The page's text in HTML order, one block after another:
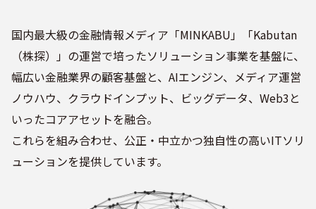
国内最大級の金融情報メディア「MINKABU」「Kabutan
（株探）」の運営で培ったソリューション事業を基盤に、
幅広い金融業界の顧客基盤と、AIエンジン、メディア運営
ノウハウ、クラウドインプット、ビッグデータ、Web3と
いったコアアセットを融合。
これらを組み合わせ、公正・中立かつ独自性の高いITソリ
ューションを提供しています。